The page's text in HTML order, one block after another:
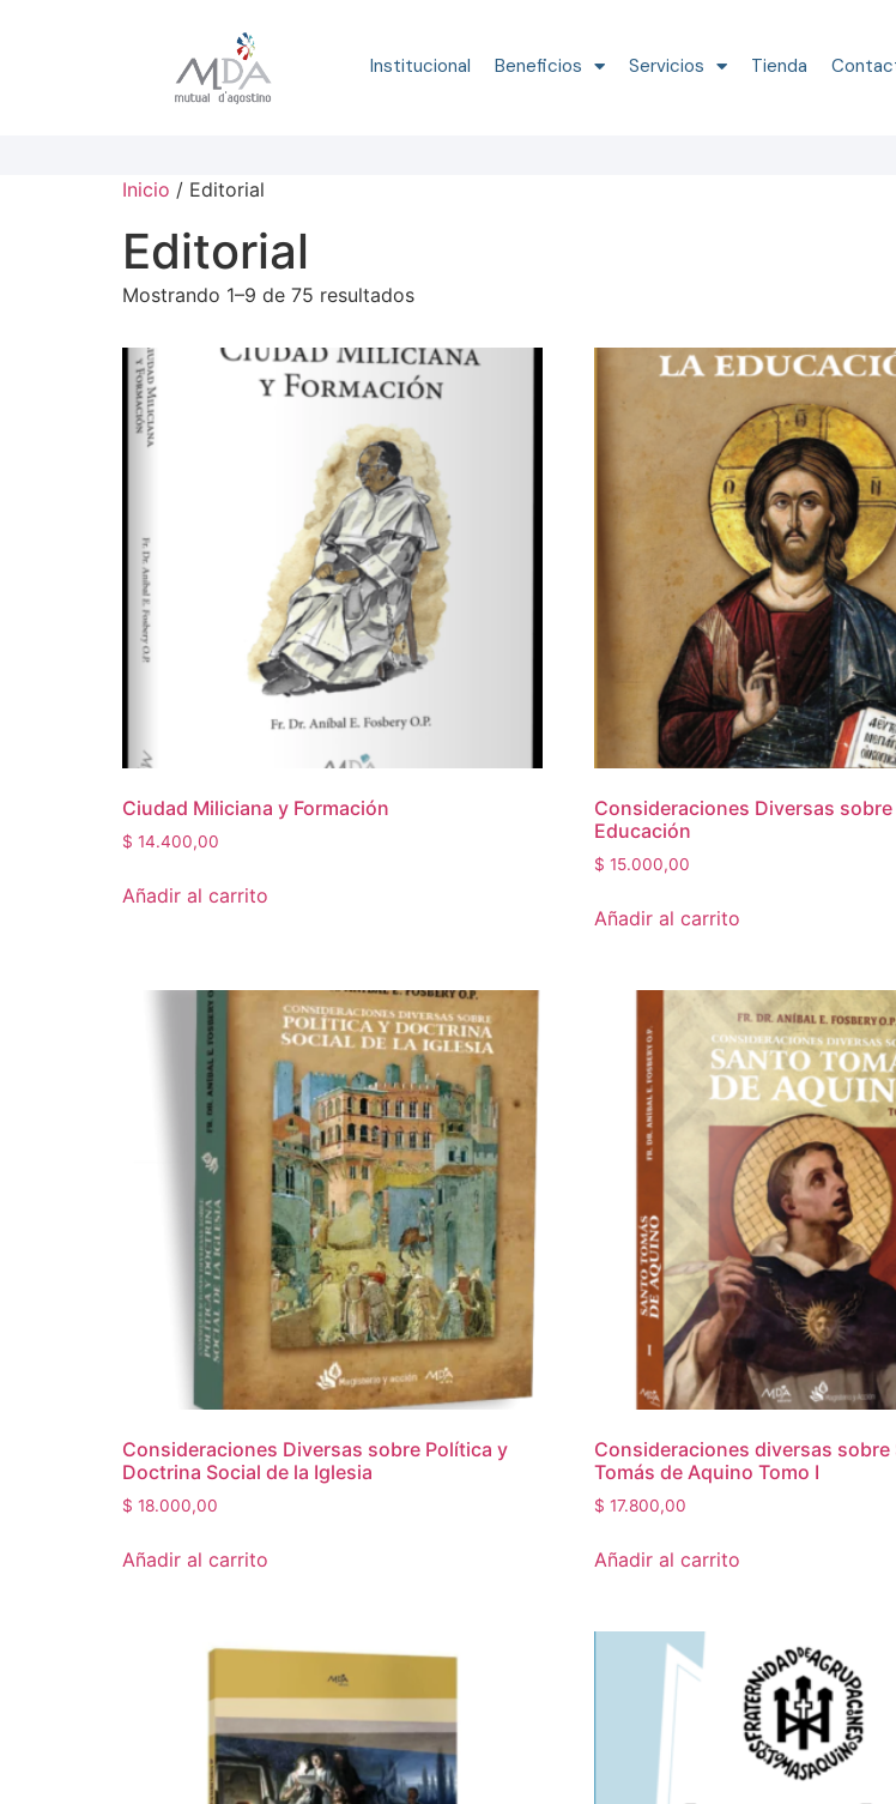
Institucional Beneficios Servicios Tienda
Inicio / Editorial
Editorial
Mostrando 1–9 de 75 resultados
Ciudad Miliciana y Formación
$ 14.400,00
Añadir al carrito
Consideraciones Diversas sobre
Educación
$ 15.000,00
Añadir al carrito
Consideraciones Diversas sobre Política y
Doctrina Social de la Iglesia
$ 18.000,00
Añadir al carrito
Consideraciones diversas sobre
Tomás de Aquino Tomo I
$ 17.800,00
Añadir al carrito